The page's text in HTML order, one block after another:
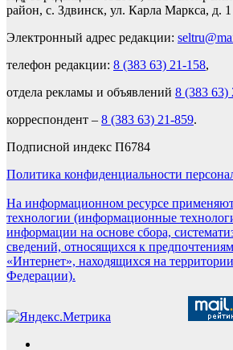
район, с. Здвинск, ул. Карла Маркса, д. 1
Электронный адрес редакции:
телефон редакции: 8 (383 63) 21-158,
отдела рекламы и объявлений 8 (383 63)
корреспондент – 8 (383 63) 21-859.
Подписной индекс П6784
Политика конфиденциальности
На информационном ресурсе
технологии (информационные
информации на основе сбора,
сведений, относящихся к
«Интернет», находящихся на
Федерации).